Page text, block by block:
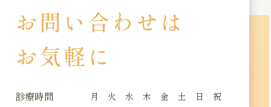
お問い合わせは
お気軽に
診療時間 月 火 水 木 金 土 日 祝